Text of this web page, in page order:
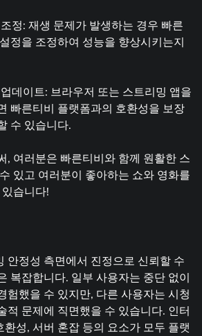
정: 재생 문제가 발생하는 경우 빠른
정을 조정하여 성능을 향상시키는지
데이트: 브라우저 또는 스트리밍 앱을
빠른티비 플랫폼과의 호환성을 보장
수 있습니다.
, 여러분은 빠른티비와 함께 원활한 스
있고 여러분이 좋아하는 쇼와 영화를
습니다!
안정성 측면에서 진정으로 신뢰할 수
복잡합니다. 일부 사용자는 중단 없이
험했을 수 있지만, 다른 사용자는 시청
적 문제에 직면했을 수 있습니다. 인터
환성, 서버 혼잡 등의 요소가 모두 플랫